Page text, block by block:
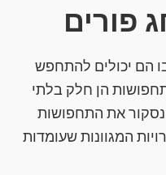
פורים
הם יכולים להתחפש
הן חלק בלתי
נסקור את התחפושות
המגוונות שעומדות